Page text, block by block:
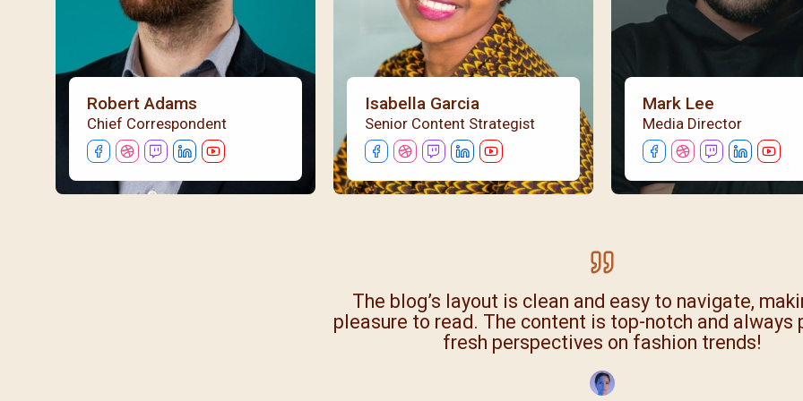
Robert Adams
Chief Correspondent
Isabella Garcia
Senior Content Strategist
Mark Lee
Media Director
This blog delivers fresh and engaging content
must-read for anyone wanting to stay updated on
trends and news in various fields.